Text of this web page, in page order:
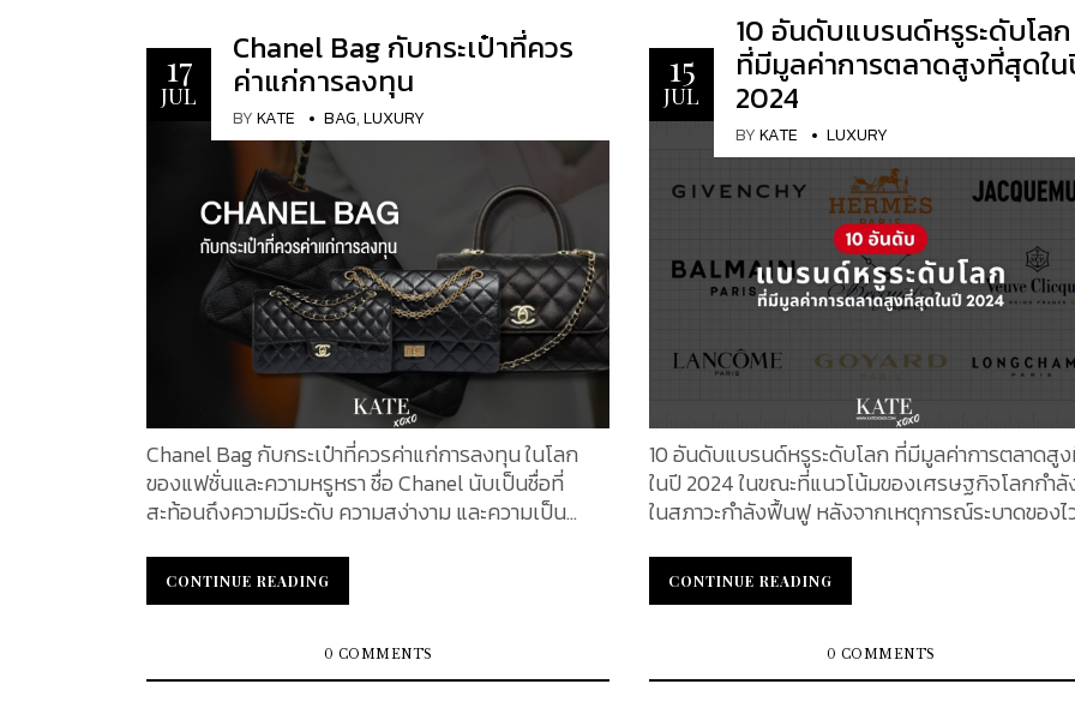
สไตล์ของผู้สวมใส่อีกด้วย นอกจากเรื่องของมูลค่าแล้ว
บอสกันต์ยังเล่าถึงความผูกพันและความหลงใหลใน
นาฬิกาแต่ละเรือน ว่าทุกครั้งที่หยิบนาฬิกาขึ้นมาดูเขาจะ
สัมผัสได้ถึงประวัติศาสตร์และความหมายที่ซ่อนอยู่ใน
เรือนนั้น ไม่ว่าจะเป็นการออกแบบที่สืบทอดต่อเนื่องมา
หลายทศวรรษ หรือการสร้างสรรค์ที่บ่งบอกถึงความ
ก้าวหน้าของเทคโนโลยี KATE XOXO ขอนำเสนอให้ทุก
คนได้ชื่นชมความงดงามและความหมายที่ซ่อนอยู่ใน
คอลเลคชันนี้ค่ะ Patek Philippe Golden Ellipse
นาฬิกา Patek Philippe Golden Ellipse รุ่นพิเศษนี้เป็น
หนึ่งในนาฬิกาที่มีความเป็นเอกลักษณ์และคุณค่าทาง
ประวัติศาสตร์สูงยิ่ง สร้างขึ้นในปีพ.ศ. 2537 ได้รับการ
ปลุกเสกโดยหลวงพ่อเกษม เขมโก ผู้เป็นที่เคารพอย่าง
สูงในวงการพระพุทธศาสนา และถือว่าเป็นนาฬิกาที่มี
ความศักดิ์สิทธิ์ เปี่ยมด้วยพลังแห่งความเมตตาและโชค
ลาภ สร้างความเป็นสิริมงคลให้แก่ผู้ครอบครอง เพื่อ
เฉลิมพระเกียรติและระลึกถึงพระบาทสมเด็จพระ
เคารพรักยิ่งของปวงชนชาวไทย ราคา : ไม่มีราคากลาง
Jacob & Co. Supreme Four Time Zone White
เป็นเอกลักษณ์และฟังก์ชันที่หลากหลาย มาพร้อมกับ
ความหรูหราและนวัตกรรมล้ำสมัย นาฬิกามีความ
Chanel คือชื่อที่ควรจะอยู่ในลิสต์อันดับแรกของคุณ
ไม่ใช่แค่เพราะมันเป็นสัญลักษณ์ของสไตล์ที่ไม่มีวัน
ยุค แต่เพราะมันคือการลงทุนที่สามารถเติบโตได้อย่
แท้จริงในโลกของแฟชั่นระดับสูง กระเป๋าเหล่านี้ไม่ได้
เพียงแค่สินค้า แต่เป็นผลงานศิลปะที่สามารถสะสมแ
ส่งต่อไปยังรุ่นถัดไปได้ ต่อจากนี้คือ รวบตึงกระเป๋า
Chanel อันเลอค่าควรค่าแก่การลงทุน 10 รุ่น จาก
ระเป๋าใบแรกที่ออกแบบให้มีสายสะพายไหล่ ซึ่งเป็นการ
ปฏิวัติกระเป๋าถือของสุภาพสตรีในสมัยนั้น ซึ่งส่วนใ
เป็นคลัตช์ใบใหญ่ที่ไม่สะดวกต่อการถือ Chanel 2.55
ให้อย่างไร้ข้อกังหา ได้รับการสร้างสรรค์ขึ้นในเดือน
กุมภาพันธ์ 1955 (จึงได้ชื่อว่า 2.55) และถือเป็นการปฏิ
วงการแฟชั่นอย่างแท้จริง แต่ความสำคัญของกระเ
Chanel 2.55 ที่ประสบความสำเร็จ ซึ่งก็คือกระแสแ
ที่เน้นการใช้งานจริงสำหรับผู้หญิงนั้น ยังคงมีเสน่ห์
ดึงดูดใจให้ผู้หญิงหลงไหลได้อยู่ Release : 1955 Retail
Price : $4,900-$10,200 Chanel Classic Double
Flap 11.12 หากเราต้องนึกถึงแบรนด์ Chanel กระเป๋ารุ่น
Classic Double Flap ต้องอยู่ในท๊อปลิสต์อย่างแน่น
รนด์ แต่การตีความใหม่ของ Karl Lagerfeld ต่างหา
ทำให้แบรนด์แฟชั่นฝรั่งเศสแห่งนี้เป็นอย่างทุกวันนี้
17
JUL
Chanel Bag กับกระเป๋าที่ควร
ค่าแก่การลงทุน
BYKATE BAG,LUXURY
Chanel Bag กับกระเป๋าที่ควรค่าแก่การลงทุน ในโลก
ของแฟชั่นและความหรูหรา ชื่อ Chanel นับเป็นชื่อที่
สะท้อนถึงความมีระดับ ความสง่างาม และความเป็น
ไม่เพียงแต่เป็นเครื่องประดับที่สาว ๆ ทั่วโลกต้องการ
ครอบครอง แต่ยังเป็นสัญลักษณ์ของสไตล์และคุณค่าที่
กระเป๋าถือโดยเป็นส่วนหนึ่งของกลยุทธ์การขายของ
แบรนด์ ซึ่งแสดงให้เห็นถึงเสน่ห์ที่ยั่งยืนและความน่า
CONTINUE READING
CONTINUE READING
0 COMMENTS
15
JUL
10 อันดับแบรนด์หรูระดับโลก
ที่มีมูลค่าการตลาดสูงที่สุดใ
2024
BYKATE LUXURY
10 อันดับแบรนด์หรูระดับโลก ที่มีมูลค่าการตลาดสู
ในปี 2024 ในขณะที่แนวโน้มของเศรษฐกิจโลกกำลั
ในสภาวะกำลังฟื้นฟู หลังจากเหตุการณ์ระบาดของไ
เศรษฐกิจ และความเป็นอยู่ ผู้คนส่วนใหญ่ต่างพากัน
เข็มขัด เพื่อลดค่าใช้จ่ายที่ไม่จำเป็นออกไปให้ได้มากที่
เศรษฐกิจโลกในปี 2023 เสี่ยงต่อภาวะถดถอยสูง แต่ไม่
น่าเชื่อว่าธุรกิจ "สินค้าแบรนด์หรู" จะยังยืนหยัดตอบ
CONTINUE READING
CONTINUE READING
0 COMMENTS